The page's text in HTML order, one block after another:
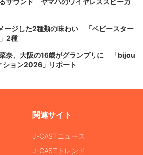
るサウンド ヤマハのワイヤレススピーカ
ージした2種類の味わい 「ベビースター
2種
奈、大阪の16歳がグランプリに 「bijou
ション2026」リポート
関連サイト
J-CASTニュース
J-CASTトレンド